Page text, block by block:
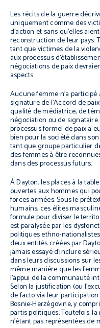
Les récits de la guerre
uniquement comme des
d'action et sans qu'elles
reconstruction de leur pays.
tant que victimes de la
aux processus
négociations de paix
aspects.
Aucune femme n'a participé
signature de l'Accord de
qualité de médiatrice, de
négociation ou de signataire.
processus formel de paix a
bien pour la société dans
tant que groupe particulier
des femmes à être
dans des processus futurs.
À Dayton, les places à la
ouvertes aux hommes qui
forces armées. Sous le
humains, ces élites
formule pour diviser le
est paralysée par les
politiques ethno-
deux entités créées par
jamais essayé d'inclure
dans leurs discussions sur
même manière que les
l'appui de la communauté
Selon la justification (ou
de facto via leur
Bosnie-Herzégovine, y
partis politiques. Toutefois,
n’étant pas représentées